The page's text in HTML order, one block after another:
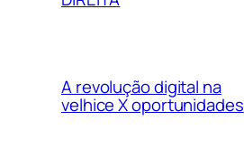
A revolução digital na
velhice X oportunidades